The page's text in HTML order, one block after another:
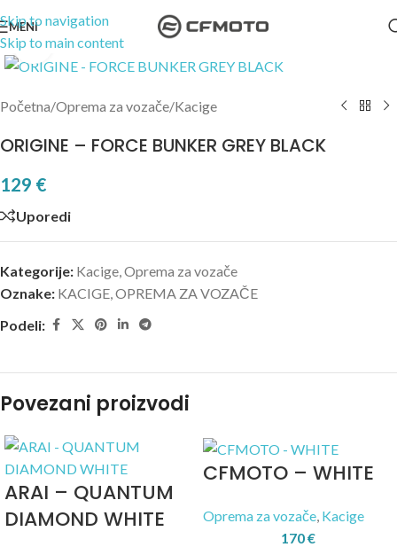
Skip to navigation
Skip to main content
MENI
Kliknite za uvećanje
Početna/Oprema za vozače/Kacige
ORIGINE – FORCE BUNKER GREY BLACK
129 €
Uporedi
Kategorije: Kacige,Oprema za vozače
Oznake: KACIGE,OPREMA ZA VOZAČE
Podeli:
Povezani proizvodi
ARAI – QUANTUM
DIAMOND WHITE
CFMOTO – WHITE
Oprema za vozače, Kacige
170€